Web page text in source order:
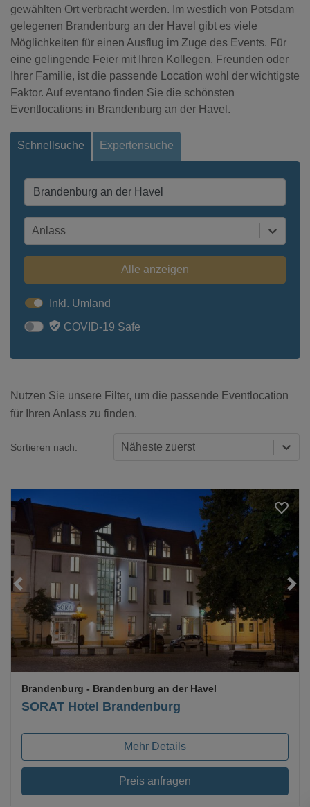
gewählten Ort verbracht werden. Im westlich von Potsdam
gelegenen Brandenburg an der Havel gibt es viele
Möglichkeiten für einen Ausflug im Zuge des Events. Für
eine gelingende Feier mit Ihren Kollegen, Freunden oder
Ihrer Familie, ist die passende Location wohl der wichtigste
Faktor. Auf eventano finden Sie die schönsten
Eventlocations in Brandenburg an der Havel.
Schnellsuche Expertensuche
Anlass
Alle anzeigen
Inkl. Umland
COVID-19 Safe
Nutzen Sie unsere Filter, um die passende Eventlocation
für Ihren Anlass zu finden.
Sortieren nach: Näheste zuerst
Loading...
SORAT Hotel Brandenburg
Brandenburg - Brandenburg an der Havel
Mehr Details
Preis anfragen